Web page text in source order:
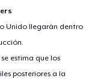
Unido llegarán dentro
estima que los
posteriores a la